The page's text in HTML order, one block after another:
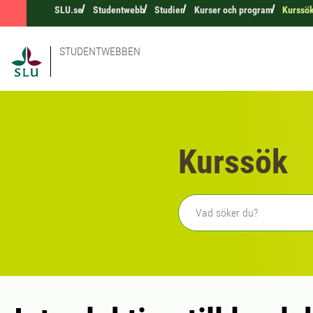
SLU.se Studentwebb Studier Kurser och program
STUDENTWEBBEN
Kurssök
Fritext sökning